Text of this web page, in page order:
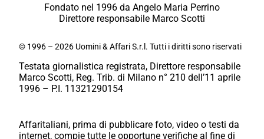
Fondato nel 1996 da Angelo Maria Perrino
Direttore responsabile Marco Scotti
© 1996 – 2026 Uomini & Affari S.r.l. Tutti i diritti sono riservati
Testata giornalistica registrata, Direttore responsabile
Marco Scotti, Reg. Trib. di Milano n° 210 dell’11 aprile
1996 – P.I. 11321290154
Affaritaliani, prima di pubblicare foto, video o testi da
internet, compie tutte le opportune verifiche al fine di